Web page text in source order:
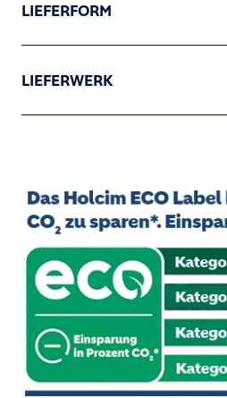
LIEFERFORM
LIEFERWERK